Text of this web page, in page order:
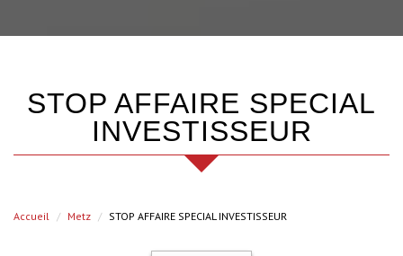
STOP AFFAIRE SPECIAL
INVESTISSEUR
Accueil Metz STOP AFFAIRE SPECIAL INVESTISSEUR